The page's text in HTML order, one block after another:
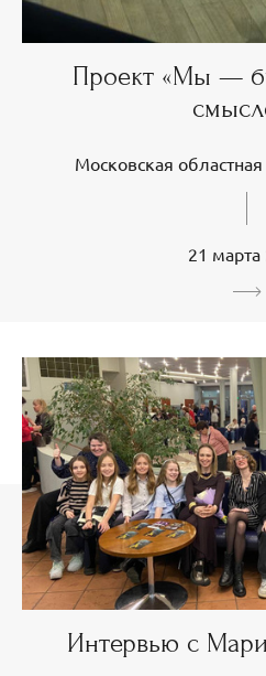
Проект «Мы —
Московская
21 марта
Интервью с